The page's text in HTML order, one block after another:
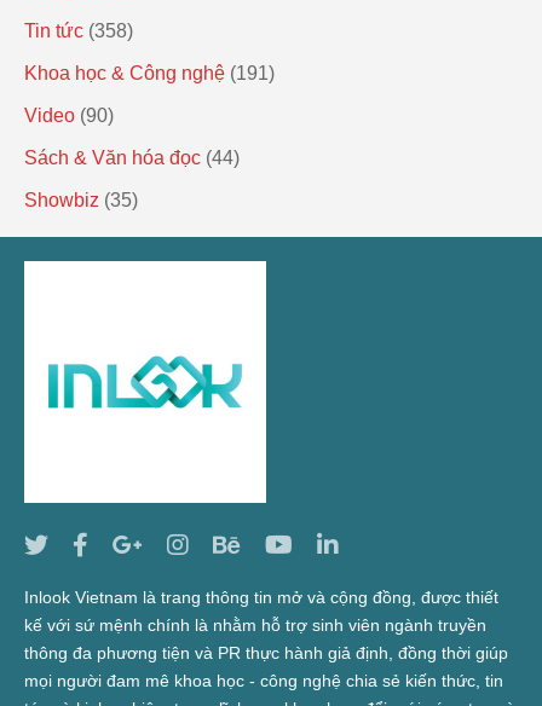
Tin tức (358)
Khoa học & Công nghệ (191)
Video (90)
Sách & Văn hóa đọc (44)
Showbiz (35)
Inlook Vietnam là trang thông tin mở và cộng đồng, được thiết
kế với sứ mệnh chính là nhằm hỗ trợ sinh viên ngành truyền
thông đa phương tiện và PR thực hành giả định, đồng thời giúp
mọi người đam mê khoa học - công nghệ chia sẻ kiến thức, tin